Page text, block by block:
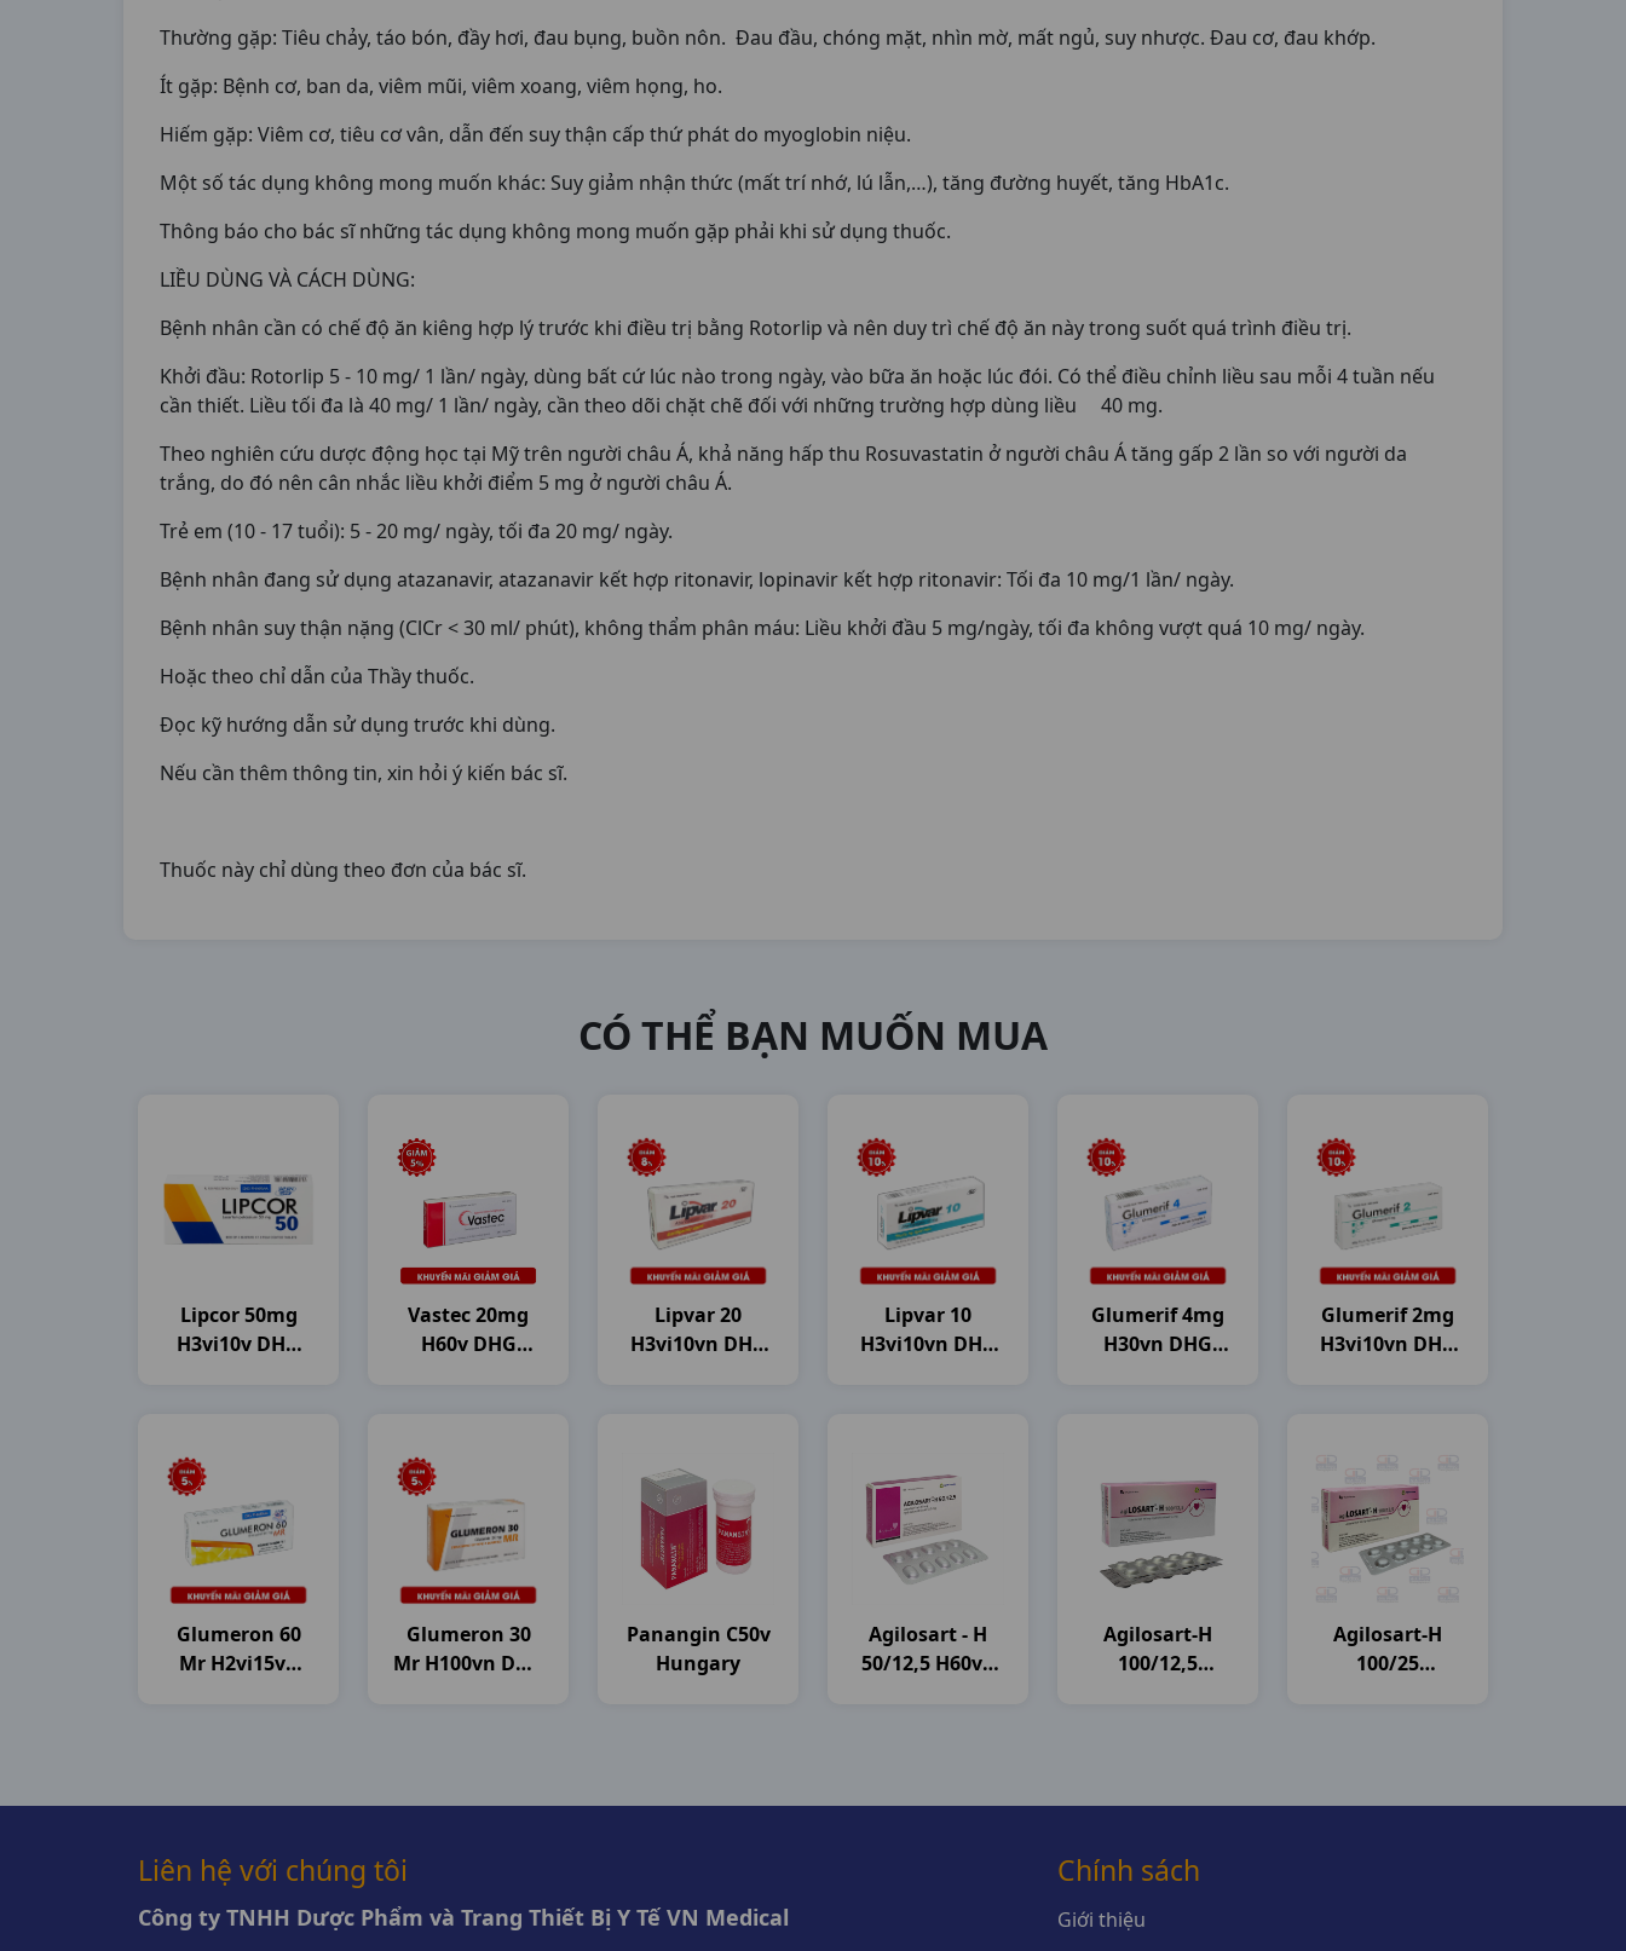
Thường gặp: Tiêu chảy, táo bón, đầy hơi, đau bụng, buồn nôn. Đau đầu, chóng mặt, nhìn mờ, mất ngủ, suy nhược. Đau cơ, đau khớp.
Ít gặp: Bệnh cơ, ban da, viêm mũi, viêm xoang, viêm họng, ho.
Hiếm gặp: Viêm cơ, tiêu cơ vân, dẫn đến suy thận cấp thứ phát do myoglobin niệu.
Một số tác dụng không mong muốn khác: Suy giảm nhận thức (mất trí nhớ, lú lẫn,…), tăng đường huyết, tăng HbA1c.
Thông báo cho bác sĩ những tác dụng không mong muốn gặp phải khi sử dụng thuốc.
LIỀU DÙNG VÀ CÁCH DÙNG:
Bệnh nhân cần có chế độ ăn kiêng hợp lý trước khi điều trị bằng Rotorlip và nên duy trì chế độ ăn này trong suốt quá trình điều trị.
Khởi đầu: Rotorlip 5 - 10 mg/ 1 lần/ ngày, dùng bất cứ lúc nào trong ngày, vào bữa ăn hoặc lúc đói. Có thể điều chỉnh liều sau mỗi 4 tuần nếu
cần thiết. Liều tối đa là 40 mg/ 1 lần/ ngày, cần theo dõi chặt chẽ đối với những trường hợp dùng liều 40 mg.
Theo nghiên cứu dược động học tại Mỹ trên người châu Á, khả năng hấp thu Rosuvastatin ở người châu Á tăng gấp 2 lần so với người da
trắng, do đó nên cân nhắc liều khởi điểm 5 mg ở người châu Á.
Trẻ em (10 - 17 tuổi): 5 - 20 mg/ ngày, tối đa 20 mg/ ngày.
Bệnh nhân đang sử dụng atazanavir, atazanavir kết hợp ritonavir, lopinavir kết hợp ritonavir: Tối đa 10 mg/1 lần/ ngày.
Bệnh nhân suy thận nặng (ClCr < 30 ml/ phút), không thẩm phân máu: Liều khởi đầu 5 mg/ngày, tối đa không vượt quá 10 mg/ ngày.
Hoặc theo chỉ dẫn của Thầy thuốc.
Đọc kỹ hướng dẫn sử dụng trước khi dùng.
Nếu cần thêm thông tin, xin hỏi ý kiến bác sĩ.
Thuốc này chỉ dùng theo đơn của bác sĩ.
CÓ THỂ BẠN MUỐN MUA
Lipcor 50mg
H3vi10v DHG
Vastec 20mg
H60v DHG
Lipvar 20
H3vi10vn DHG
Lipvar 10
H3vi10vn DHG
Glumerif 4mg
H30vn DHG
Glumerif 2mg
H3vi10vn DHG
Glumeron 60
Mr H2vi15vn
Glumeron 30
Mr H100vn DHG
Panangin C50v
Hungary
Agilosart - H
50/12,5 H60vn
Agilosart-H
100/12,5
Agilosart-H
100/25
Liên hệ với chúng tôi
Công ty TNHH Dược Phẩm và Trang Thiết Bị Y Tế VN Medical
Chính sách
Giới thiệu